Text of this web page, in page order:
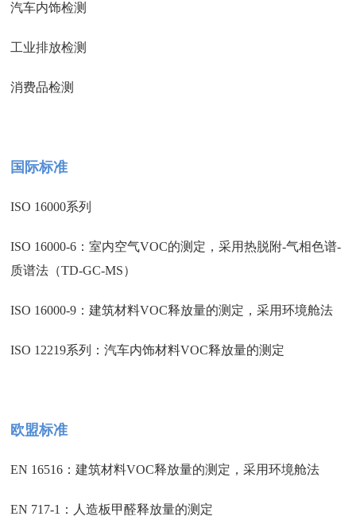
汽车内饰检测
工业排放检测
消费品检测
国际标准
ISO 16000系列
ISO 16000-6：室内空气VOC的测定，采用热脱附-气相色谱-
质谱法（TD-GC-MS）
ISO 16000-9：建筑材料VOC释放量的测定，采用环境舱法
ISO 12219系列：汽车内饰材料VOC释放量的测定
欧盟标准
EN 16516：建筑材料VOC释放量的测定，采用环境舱法
EN 717-1：人造板甲醛释放量的测定